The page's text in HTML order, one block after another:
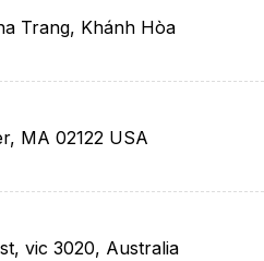
Trang, Khánh Hòa
MA 02122 USA
vic 3020, Australia